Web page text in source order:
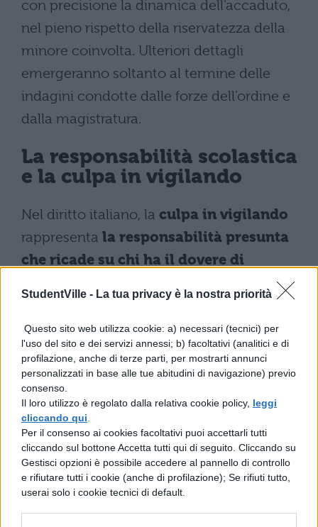
StudentVille - La tua privacy è la nostra priorità
Questo sito web utilizza cookie: a) necessari (tecnici) per
l'uso del sito e dei servizi annessi; b) facoltativi (analitici e di
profilazione, anche di terze parti, per mostrarti annunci
personalizzati in base alle tue abitudini di navigazione) previo
consenso.
Il loro utilizzo è regolato dalla relativa cookie policy, leggi
cliccando qui
Per il consenso ai cookies facoltativi puoi accettarli tutti
cliccando sul bottone Accetta tutti qui di seguito. Cliccando su
Gestisci opzioni è possibile accedere al pannello di controllo
e rifiutare tutti i cookie (anche di profilazione); Se rifiuti tutto,
userai solo i cookie tecnici di default.
con precisione la dinamica dell’accaduto,
nel pieno rispetto della riservatezza della
minore coinvolta. Ulteriori dettagli
emergeranno soltanto al termine delle
indagini condotte dalle forze dell’ordine e
dalla magistratura.
La responsabilità scolastica
e la culpa in vigilando
Nel diritto italiano, la culpa in vigilando
rappresenta la responsabilità presunta
che ricade su chi ha il dovere di
sorvegliare minori, qualora la mancata
vigilanza provochi danni
. Il riferimento
normativo è l’articolo 2048 del Codice
Civile, secondo cui genitori, tutori e istituti
scolastici rispondono dei danni causati
dagli alunni, salvo prova liberatoria.
La prova liberatoria consiste nel dimostrare
che siano state adottate tutte le misure
necessarie di vigilanza e che l’evento
dannoso fosse imprevedibile, improvviso e
inevitabile.